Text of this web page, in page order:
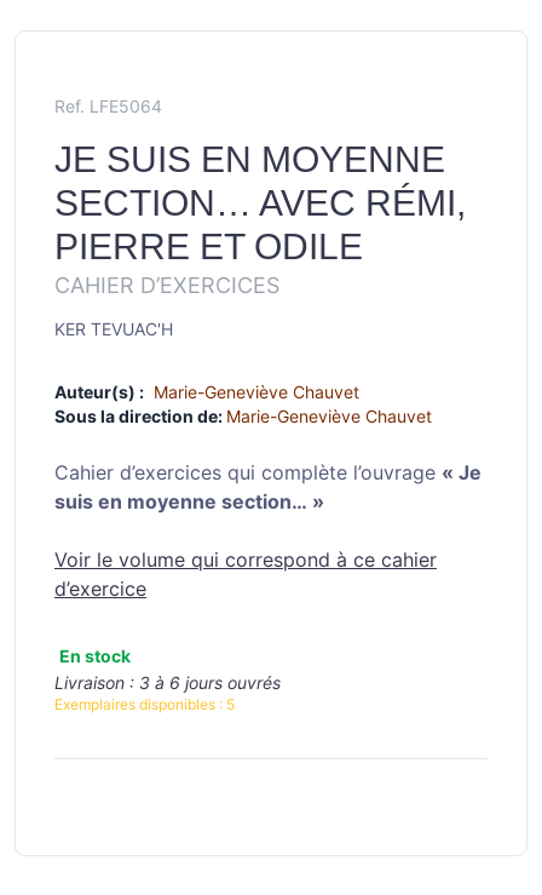
Ref. LFE5064
JE SUIS EN MOYENNE
SECTION… AVEC RÉMI,
PIERRE ET ODILE
CAHIER D’EXERCICES
KER TEVUAC'H
Auteur(s) : Marie-Geneviève Chauvet
Sous la direction de: Marie-Geneviève Chauvet
Cahier d’exercices qui complète l’ouvrage « Je
suis en moyenne section… »
Voir le volume qui correspond à ce cahier
d’exercice
En stock
Livraison : 3 à 6 jours ouvrés
Exemplaires disponibles : 5